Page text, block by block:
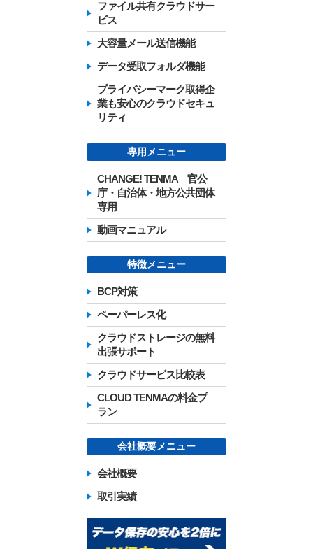
ファイル共有クラウドサー
ビス
大容量メール送信機能
データ受取フォルダ機能
プライバシーマーク取得企
業も安心のクラウドセキュ
リティ
専用メニュー
CHANGE! TENMA 官公
庁・自治体・地方公共団体
専用
動画マニュアル
特徴メニュー
BCP対策
ペーパーレス化
クラウドストレージの無料
出張サポート
クラウドサービス比較表
CLOUD TENMAの料金プ
ラン
会社概要メニュー
会社概要
取引実績